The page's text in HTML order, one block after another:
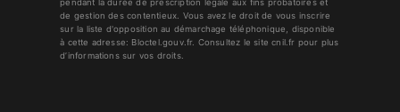
pendant la durée de prescription légale aux fins probatoires et
de gestion des contentieux. Vous avez le droit de vous inscrire
sur la liste d'opposition au démarchage téléphonique, disponible
à cette adresse: Bloctel.gouv.fr. Consultez le site cnil.fr pour plus
d’informations sur vos droits.